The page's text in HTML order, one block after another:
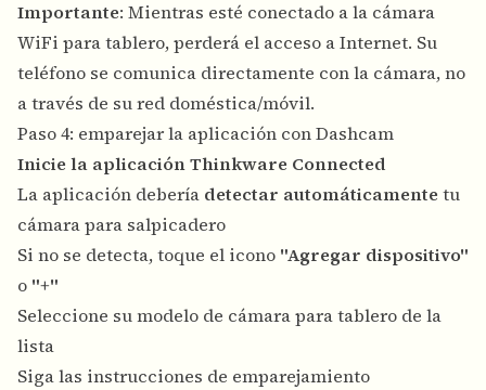
Importante: Mientras esté conectado a la cámara
WiFi para tablero, perderá el acceso a Internet. Su
teléfono se comunica directamente con la cámara, no
a través de su red doméstica/móvil.
Paso 4: emparejar la aplicación con Dashcam
Inicie la aplicación Thinkware Connected
La aplicación debería detectar automáticamente tu
cámara para salpicadero
Si no se detecta, toque el icono "Agregar dispositivo"
o "+"
Seleccione su modelo de cámara para tablero de la
lista
Siga las instrucciones de emparejamiento